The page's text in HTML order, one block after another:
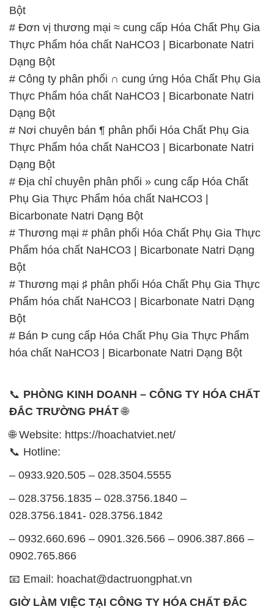
Bột
# Đơn vị thương mại ≈ cung cấp Hóa Chất Phụ Gia
Thực Phẩm hóa chất NaHCO3 | Bicarbonate Natri
Dạng Bột
# Công ty phân phối ∩ cung ứng Hóa Chất Phụ Gia
Thực Phẩm hóa chất NaHCO3 | Bicarbonate Natri
Dạng Bột
# Nơi chuyên bán ¶ phân phối Hóa Chất Phụ Gia
Thực Phẩm hóa chất NaHCO3 | Bicarbonate Natri
Dạng Bột
# Địa chỉ chuyên phân phối » cung cấp Hóa Chất
Phụ Gia Thực Phẩm hóa chất NaHCO3 |
Bicarbonate Natri Dạng Bột
# Thương mại # phân phối Hóa Chất Phụ Gia Thực
Phẩm hóa chất NaHCO3 | Bicarbonate Natri Dạng
Bột
# Thương mại ♯ phân phối Hóa Chất Phụ Gia Thực
Phẩm hóa chất NaHCO3 | Bicarbonate Natri Dạng
Bột
# Bán Þ cung cấp Hóa Chất Phụ Gia Thực Phẩm
hóa chất NaHCO3 | Bicarbonate Natri Dạng Bột
📞 PHÒNG KINH DOANH – CÔNG TY HÓA CHẤT
ĐẮC TRƯỜNG PHÁT🌐
🌐 Website: https://hoachatviet.net/
📞 Hotline:
– 0933.920.505 – 028.3504.5555
– 028.3756.1835 – 028.3756.1840 –
028.3756.1841- 028.3756.1842
– 0932.660.696 – 0901.326.566 – 0906.387.866 –
0902.765.866
📧 Email: hoachat@dactruongphat.vn
GIỜ LÀM VIỆC TẠI CÔNG TY HÓA CHẤT ĐẮC